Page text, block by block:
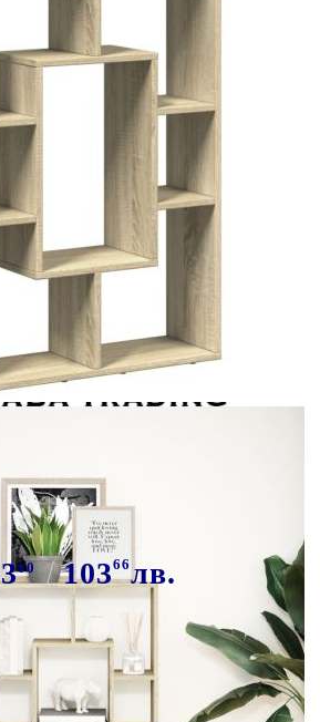
Tweet
сонома дъб, 63x20x90
дърво
00 10366лв.
В наличност: 179 бр.
за доставка: 5 до 9 дни